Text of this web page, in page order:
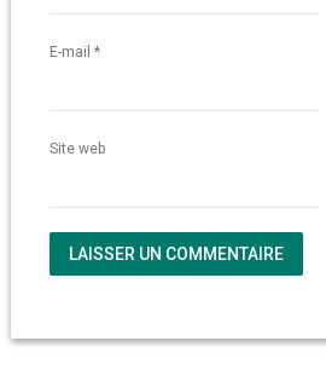
E-mail *
Site web